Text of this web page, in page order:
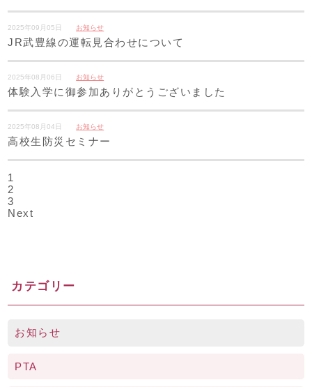
2025年09月05日 お知らせ
JR武豊線の運転見合わせについて
2025年08月06日 お知らせ
体験入学に御参加ありがとうございました
2025年08月04日 お知らせ
高校生防災セミナー
1
2
3
Next
カテゴリー
お知らせ
PTA